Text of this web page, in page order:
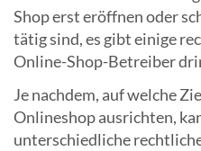
Shop erst eröffnen oder
tätig sind, es gibt einige
Online-Shop-Betreiber
Je nachdem, auf welche
Onlineshop ausrichten,
unterschiedliche